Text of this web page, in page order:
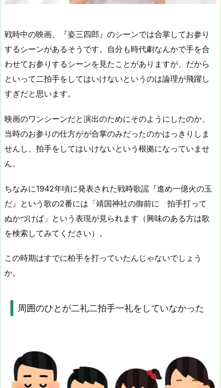
戦時中の映画、『姿三四郎』のシーンでは合掌してお参り
するシーンがあるそうです。自分も時代劇なんかで手を合
わせてお参りするシーンを見たことがありますが、だから
といって二拍手をしてはいけないというのは論理が飛躍し
すぎだと思います。
映画のワンシーンだと演出のためにそのようにしたのか、
当時のお参りの仕方がが合掌のみだったのかはっきりしま
せんし、拍手をしてはいけないという根拠になっていませ
ん。
ちなみに1942年頃に発表された戦時歌謡『進め一億火の玉
だ』という歌の2番には「靖国神社の御前に 拍手打って
ぬかづけば」という表現が見られます（興味のある方は歌
を検索してみてください）。
この時期はすでに柏手を打っていたんじゃないでしょう
か。
周囲のひとが二礼二拍手一礼をしていなかった